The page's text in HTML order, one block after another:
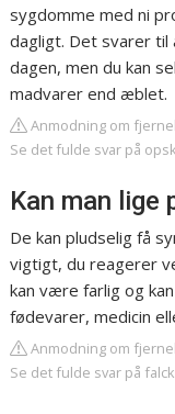
sygdomme med ni
dagligt. Det svarer
dagen, men du kan
madvarer end æblet.
Anmodning om
Se det fulde svar på
Kan man lige
De kan pludselig få
vigtigt, du reagerer
kan være farlig og
fødevarer, medicin
Anmodning om
Se det fulde svar på